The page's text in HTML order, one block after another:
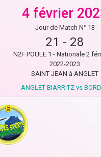
4 février
Jour de Match N° 13
21 - 28
N2F POULE 1 - Nationale 2
2022-2023
SAINT JEAN à ANGLET
ANGLET BIARRITZ vs